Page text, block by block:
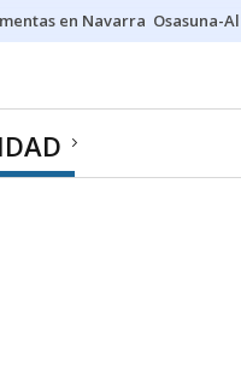
en Navarra Osasuna-